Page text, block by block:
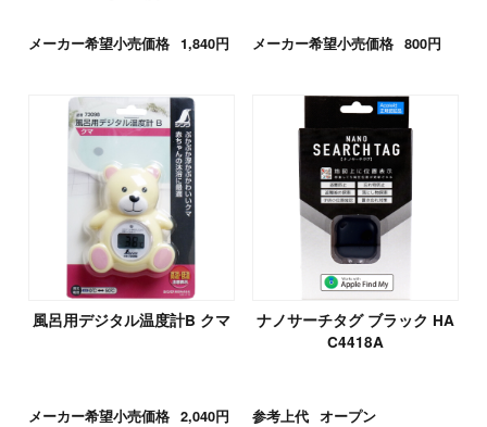
メーカー希望小売価格 1,840円 メーカー希望小売価格 800円
風呂用デジタル温度計B クマ
メーカー希望小売価格 2,040円
ナノサーチタグ ブラック HA
C4418A
参考上代 オープン